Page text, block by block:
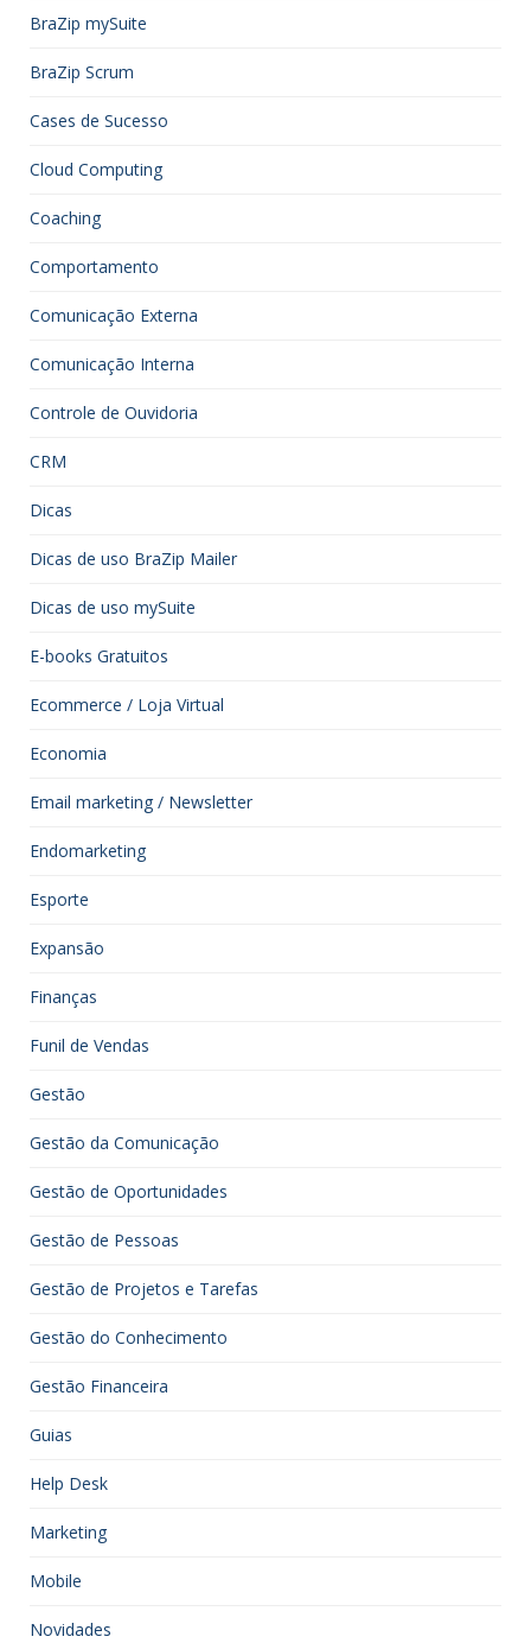
BraZip mySuite
BraZip Scrum
Cases de Sucesso
Cloud Computing
Coaching
Comportamento
Comunicação Externa
Comunicação Interna
Controle de Ouvidoria
CRM
Dicas
Dicas de uso BraZip Mailer
Dicas de uso mySuite
E-books Gratuitos
Ecommerce / Loja Virtual
Economia
Email marketing / Newsletter
Endomarketing
Esporte
Expansão
Finanças
Funil de Vendas
Gestão
Gestão da Comunicação
Gestão de Oportunidades
Gestão de Pessoas
Gestão de Projetos e Tarefas
Gestão do Conhecimento
Gestão Financeira
Guias
Help Desk
Marketing
Mobile
Novidades